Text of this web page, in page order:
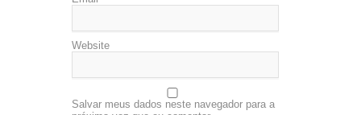
Website
Salvar meus dados neste navegador para a